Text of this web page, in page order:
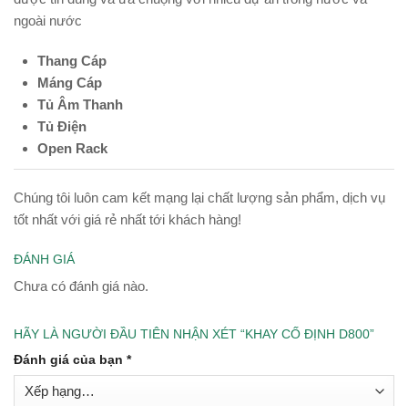
ngoài nước
Thang Cáp
Máng Cáp
Tủ Âm Thanh
Tủ Điện
Open Rack
Chúng tôi luôn cam kết mạng lại chất lượng sản phẩm, dịch vụ
tốt nhất với giá rẻ nhất tới khách hàng!
ĐÁNH GIÁ
Chưa có đánh giá nào.
HÃY LÀ NGƯỜI ĐẦU TIÊN NHẬN XÉT “KHAY CỐ ĐỊNH D800”
Đánh giá của bạn *